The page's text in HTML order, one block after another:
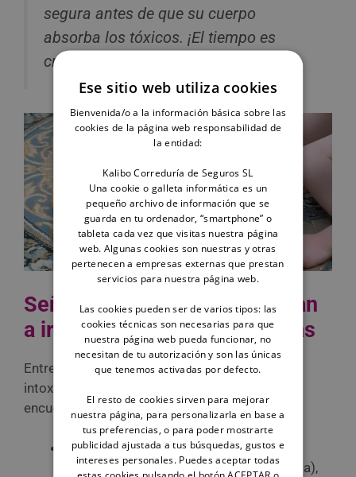
segura antes de que su cuerpo
absorba los tóxicos. ¡El tiempo es
crucial en estos casos!
Señales de alarma que obligan
a ir al veterinario de urgencias
Entre los principales síntomas de un perro
intoxicado por un collar antiparasitario se
encuentran:
Síntomas neurológicos.Temblores
musculares, falta de coordinación (ataxia),
Ese sitio web utiliza cookies
Bienvenida/o a la información básica sobre las
cookies de la página web responsabilidad de
la entidad:
Kalibo Correduría de Seguros SL
Una cookie o galleta informática es un
pequeño archivo de información que se
guarda en tu ordenador, “smartphone” o
tableta cada vez que visitas nuestra página
web. Algunas cookies son nuestras y otras
pertenecen a empresas externas que prestan
servicios para nuestra página web.
Las cookies pueden ser de varios tipos: las
cookies técnicas son necesarias para que
nuestra página web pueda funcionar, no
necesitan de tu autorización y son las únicas
que tenemos activadas por defecto.
El resto de cookies sirven para mejorar
nuestra página, para personalizarla en base a
tus preferencias, o para poder mostrarte
publicidad ajustada a tus búsquedas, gustos e
intereses personales. Puedes aceptar todas
estas cookies pulsando el botón ACEPTAR o